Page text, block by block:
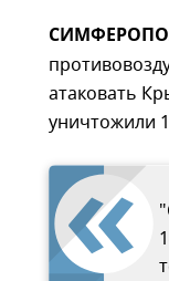
атаковать
уничтожили